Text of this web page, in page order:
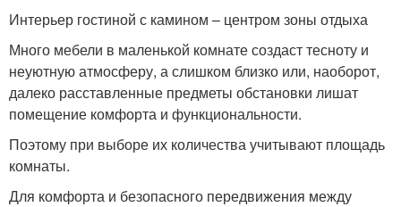
Интерьер гостиной с камином – центром зоны отдыха
Много мебели в маленькой комнате создаст тесноту и
неуютную атмосферу, а слишком близко или, наоборот,
далеко расставленные предметы обстановки лишат
помещение комфорта и функциональности.
Поэтому при выборе их количества учитывают площадь
комнаты.
Для комфорта и безопасного передвижения между